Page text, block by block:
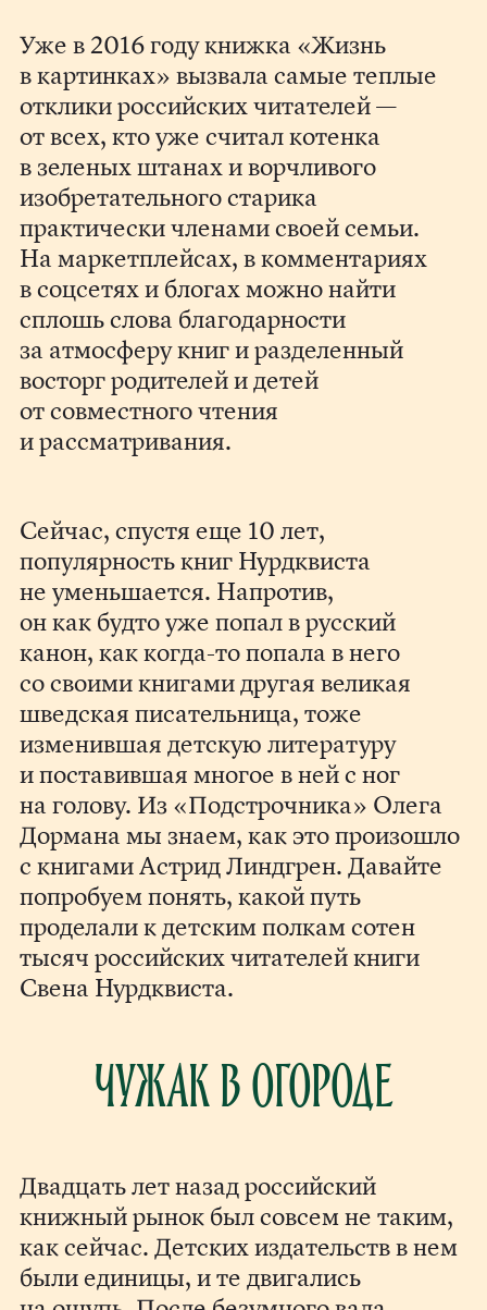
Уже в 2016 году книжка «Жизнь
в картинках» вызвала самые теплые
отклики российских читателей —
от всех, кто уже считал котенка
в зеленых штанах и ворчливого
изобретательного старика
практически членами своей семьи.
На маркетплейсах, в комментариях
в соцсетях и блогах можно найти
сплошь слова благодарности
за атмосферу книг и разделенный
восторг родителей и детей
от совместного чтения
и рассматривания.
Сейчас, спустя еще 10 лет,
популярность книг Нурдквиста
не уменьшается. Напротив,
он как будто уже попал в русский
канон, как когда-то попала в него
со своими книгами другая великая
шведская писательница, тоже
изменившая детскую литературу
и поставившая многое в ней с ног
на голову. Из «Подстрочника» Олега
Дормана мы знаем, как это произошло
с книгами Астрид Линдгрен. Давайте
попробуем понять, какой путь
проделали к детским полкам сотен
тысяч российских читателей книги
Свена Нурдквиста.
Чужак в огороде
Двадцать лет назад российский
книжный рынок был совсем не таким,
как сейчас. Детских издательств в нем
были единицы, и те двигались